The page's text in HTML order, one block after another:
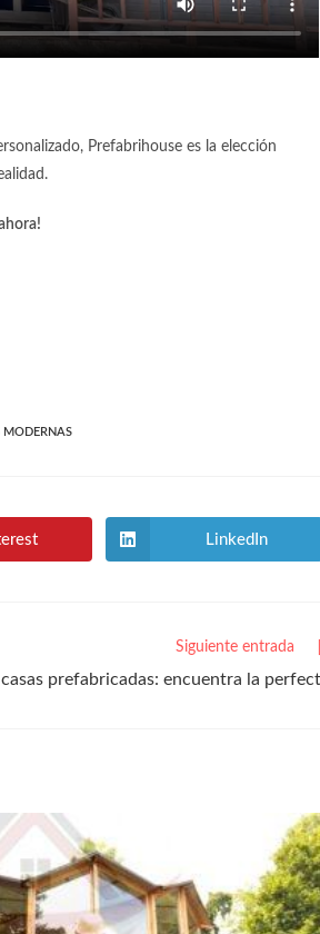
Prefabrihouse es la elección
MODERNAS
LinkedIn
Siguiente entrada
prefabricadas: encuentra la